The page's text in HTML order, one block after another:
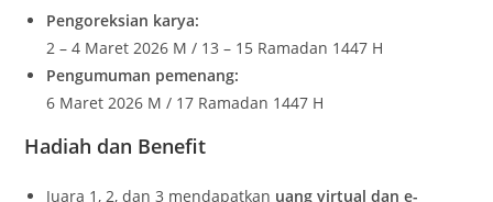
Pengoreksian karya:
2 – 4 Maret 2026 M / 13 – 15 Ramadan 1447 H
Pengumuman pemenang:
6 Maret 2026 M / 17 Ramadan 1447 H
Hadiah dan Benefit
Juara 1, 2, dan 3 mendapatkan uang virtual dan e-